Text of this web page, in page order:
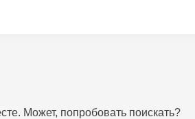
Может, попробовать поискать?